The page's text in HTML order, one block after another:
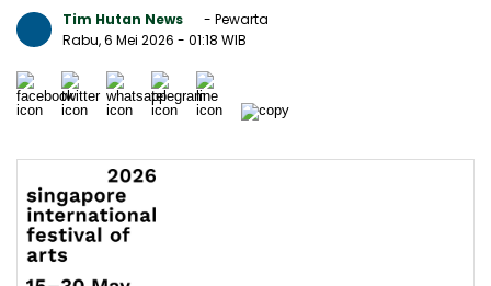
Tim Hutan News
- Pewarta
Rabu, 6 Mei 2026 - 01:18 WIB